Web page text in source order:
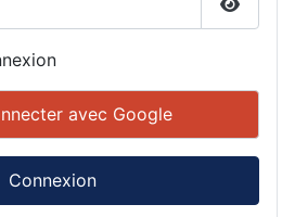
avec Google
Connexion